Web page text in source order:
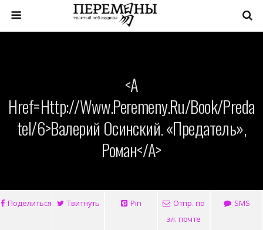
<a
Href=http://www.peremeny.ru/book/preda
Tel/6>Валерий Осинский. «Предатель»,
Роман</a>
Поделиться Твитнуть Pin
Отпр. по
эл. почте
SMS